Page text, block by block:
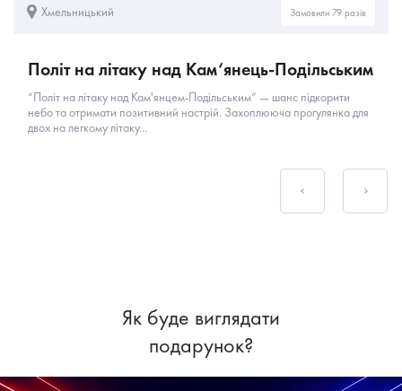
Хмельницький Замовили 79 разів
Політ на літаку над Кам‘янець-Подільським
“Політ на літаку над Кам'янцем-Подільським” — шанс підкорити
небо та отримати позитивний настрій. Захоплююча прогулянка для
двох на легкому літаку...
Як буде виглядати
подарунок?